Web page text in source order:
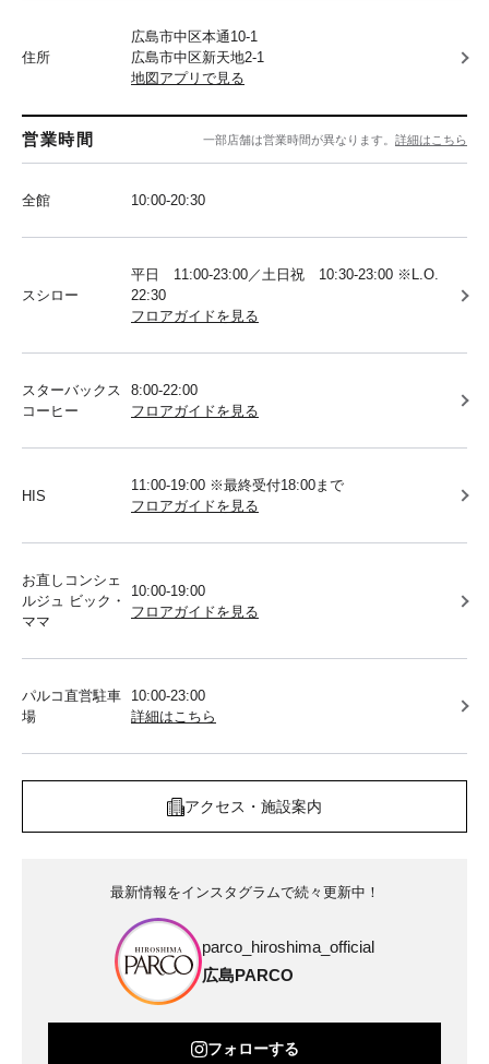
住所
広島市中区本通10-1
広島市中区新天地2-1
地図アプリで見る
営業時間 一部店舗は営業時間が異なります。 詳細はこちら
全館 10:00-20:30
スシロー
平日 11:00-23:00／土日祝 10:30-23:00 ※L.O.
22:30
フロアガイドを見る
スターバックス
コーヒー
8:00-22:00
フロアガイドを見る
HIS
11:00-19:00 ※最終受付18:00まで
フロアガイドを見る
お直しコンシェ
ルジュ ビック・
ママ
10:00-19:00
フロアガイドを見る
パルコ直営駐車
場
10:00-23:00
詳細はこちら
アクセス・施設案内
最新情報をインスタグラムで続々更新中！
parco_hiroshima_official
広島PARCO
フォローする